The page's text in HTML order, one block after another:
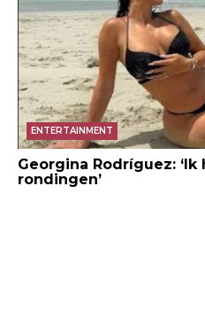
ENTERTAINMENT
Georgina Rodríguez: ‘Ik
rondingen’